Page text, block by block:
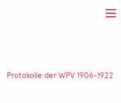
Protokolle der WPV 1906-1922